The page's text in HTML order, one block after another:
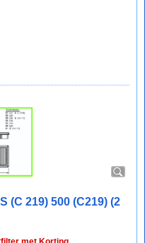
(C 219) 500 (C219) (2